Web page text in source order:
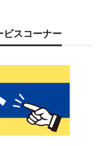
ビスコーナー